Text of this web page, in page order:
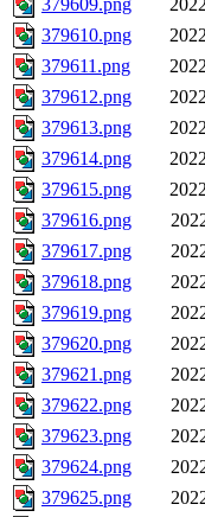
379609.png
379610.png
379611.png
379612.png
379613.png
379614.png
379615.png
379616.png
379617.png
379618.png
379619.png
379620.png
379621.png
379622.png
379623.png
379624.png
379625.png